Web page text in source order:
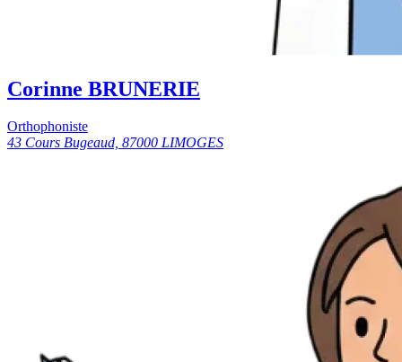
Corinne BRUNERIE
Orthophoniste
43 Cours Bugeaud, 87000 LIMOGES